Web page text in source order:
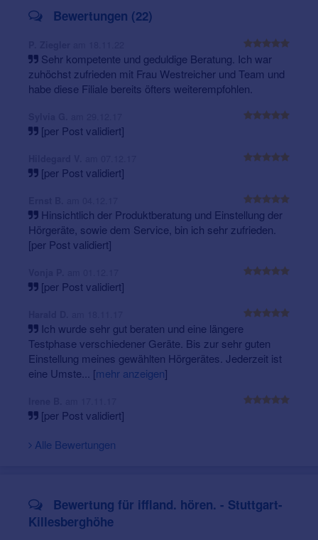
Wir laden Sie also herzlich ein, uns und unsere
Leistungen kennenzulernen.
Termins führen wir einen Hörtest durch und zeigen Ihnen
moderne Hörsysteme. In unserem Sortiment bieten wir
Ihnen sorgfältig geprüfte Hörsysteme und sprechen
Ihnen dazu auch gerneeine fachmännische
Was kosten Hörsysteme?
Vereinbaren Sie doch einen Termin.
Nutzen Sie hierfür
unsere Kontaktbox, rufen Sie an oder schicken Sie uns
Service-Karte Plus(zusätzliche Garantie-
Verlängerung, freier Jahresbedarf an Batterien)
Reinigung von Ohrstücken und Hörsystemen
Hörmessungen, Nachjustierung bei Veränderung
des Hörvermögens
Ersatzgeräte im Reparaturfall
TALIS Hörtraining
Bewertungen (22)
Sehr kompetente und geduldige Beratung. Ich war
zuhöchst zufrieden mit Frau Westreicher und Team und
habe diese Filiale bereits öfters weiterempfohlen.
[per Post validiert]
[per Post validiert]
Hinsichtlich der Produktberatung und Einstellung der
Hörgeräte, sowie dem Service, bin ich sehr zufrieden.
[per Post validiert]
[per Post validiert]
Ich wurde sehr gut beraten und eine längere
Testphase verschiedener Geräte. Bis zur sehr guten
Einstellung meines gewählten Hörgerätes. Jederzeit ist
eine Umste... [mehr anzeigen]
[per Post validiert]
Alle Bewertungen
Bewertung für iffland. hören. - Stuttgart-
Killesberghöhe